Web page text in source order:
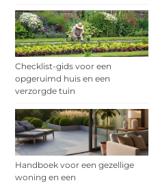
Checklist-gids voor een
opgeruimd huis en een
verzorgde tuin
Handboek voor een gezellige
woning en een